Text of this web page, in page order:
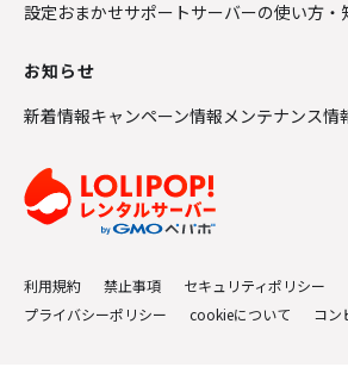
設定おまかせサポートサーバーの使い方・
お知らせ
新着情報キャンペーン情報メンテナンス情
利用規約 禁止事項
セキュリティポリシー
プライバシーポリシー
cookieについて コン